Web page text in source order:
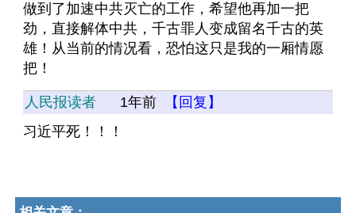
做到了加速中共灭亡的工作，希望他再加一把
劲，直接解体中共，千古罪人变成留名千古的英
雄！从当前的情况看，恐怕这只是我的一厢情愿
把！
人民报读者 1年前
【回复】
习近平死！！！